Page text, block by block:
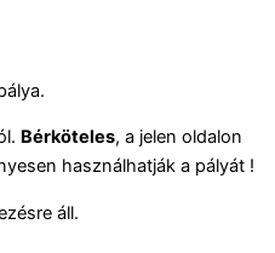
Bérköteles, a jelen oldalon
használhatják a pályát !
áll.